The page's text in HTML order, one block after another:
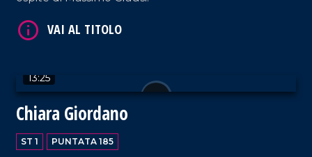
13:25
Chiara Giordano
ST 1 PUNTATA 185
VAI AL TITOLO